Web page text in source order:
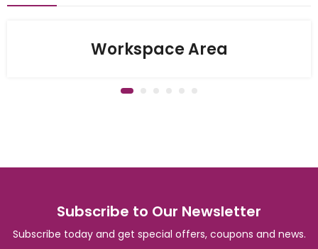
Workspace Area
Subscribe to Our Newsletter
Subscribe today and get special offers, coupons and news.